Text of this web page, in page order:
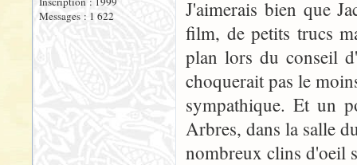
Messages : 1 622
J'aimerais bien que
film, de petits trucs
plan lors du conseil
choquerait pas le
sympathique. Et un
Arbres, dans la salle
nombreux clins d'oeil